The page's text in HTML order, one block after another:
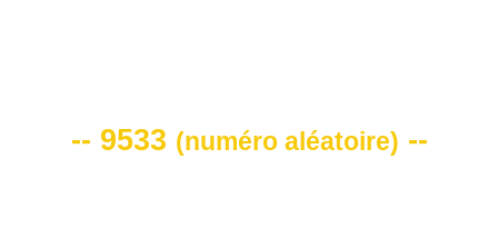
-- 9533 (numéro aléatoire) --